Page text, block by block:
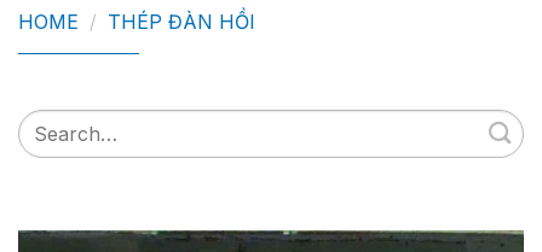
HOME / THÉP ĐÀN HỒI
Search
for: